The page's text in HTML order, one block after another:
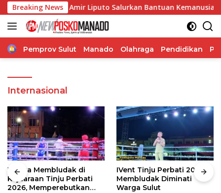
Langsung
ke
konten
Breaking News
Pakowa, Amir Liputo Salurkan Bantuan Kemanusiaan
Home
Pemprov Sulut Manado Olahraga Pendidikan
Internasional
Warga Membludak di
Kejuaraan Tinju Perbati
2026, Memperebutkan
IVent Tinju Perbati 2026
Membludak Diminati
Warga Sulut